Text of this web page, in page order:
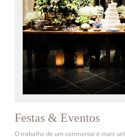
Festas & Eventos
O trabalho de um cerimonial é mais